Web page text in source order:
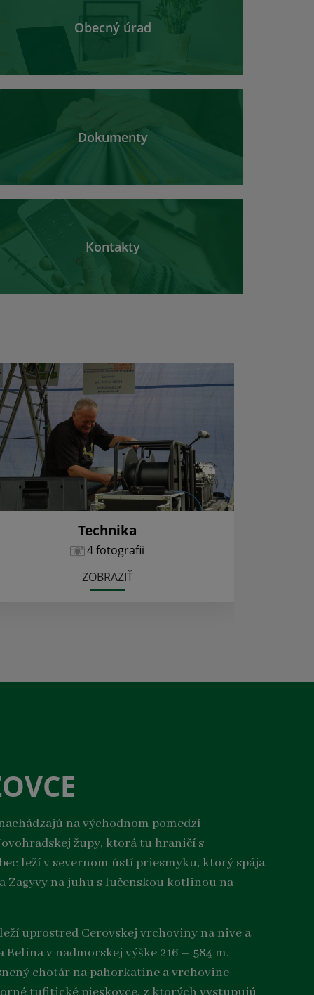
Obecný úrad
Dokumenty
Kontakty
Technika
4 fotografii
ZOBRAZIŤ
na východnom pomedzí
župy, ktorá tu hraničí s
leží v severnom ústí priesmyku, ktorý spája
Zagyvy na juhu s lučenskou kotlinou na
uprostred Cerovskej vrchoviny na nive a
Belina v nadmorskej výške 216 – 584 m.
chotár na pahorkatine a vrchovine